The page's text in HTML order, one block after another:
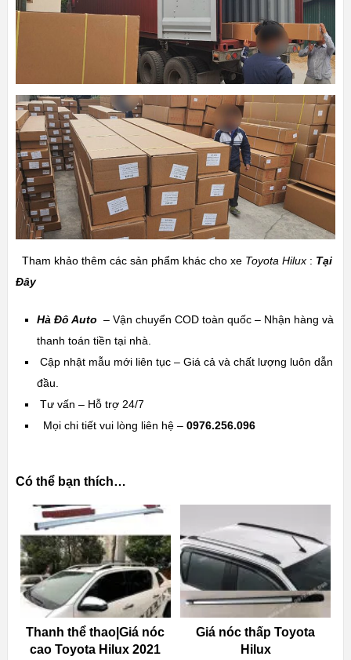
Tham khảo thêm các sản phẩm khác cho xe Toyota Hilux: Tại
Đây
Hà Đô Auto – Vận chuyển COD toàn quốc – Nhận hàng và
thanh toán tiền tại nhà.
Cập nhật mẫu mới liên tục – Giá cả và chất lượng luôn dẫn
đầu.
Tư vấn – Hỗ trợ 24/7
Mọi chi tiết vui lòng liên hệ – 0976.256.096
Có thể bạn thích…
Thanh thể thao|Giá nóc
cao Toyota Hilux 2021
Giá nóc thấp Toyota
Hilux